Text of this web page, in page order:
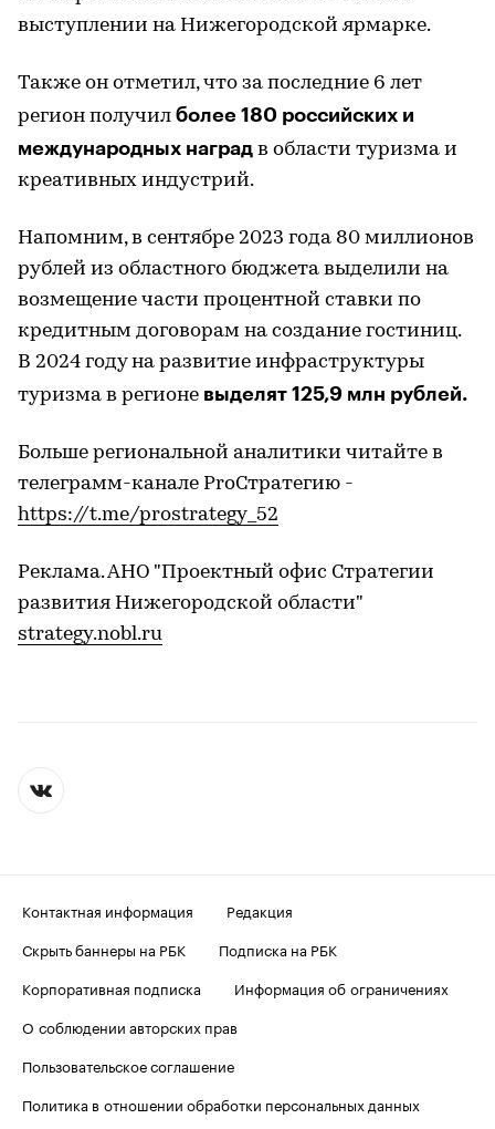
выступлении на Нижегородской ярмарке.
Также он отметил, что за последние 6 лет
регион получил более 180 российских и
международных наград в области туризма и
креативных индустрий.
Напомним, в сентябре 2023 года 80 миллионов
рублей из областного бюджета выделили на
возмещение части процентной ставки по
кредитным договорам на создание гостиниц.
В 2024 году на развитие инфраструктуры
туризма в регионе выделят 125,9 млн рублей.
Больше региональной аналитики читайте в
телеграмм-канале ProСтратегию -
https://t.me/prostrategy_52
Реклама. АНО "Проектный офис Стратегии
развития Нижегородской области"
strategy.nobl.ru
Контактная информация
Редакция
Скрыть баннеры на РБК
Подписка на РБК
Корпоративная подписка
Информация об ограничениях
О соблюдении авторских прав
Пользовательское соглашение
Политика в отношении обработки персональных данных